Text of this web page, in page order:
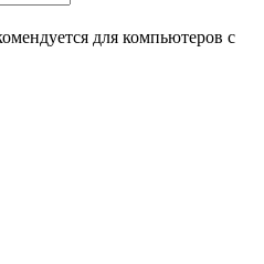
для компьютеров с